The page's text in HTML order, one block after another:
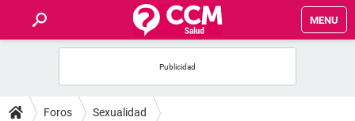
MENU
FOROS
Foros Sexualidad